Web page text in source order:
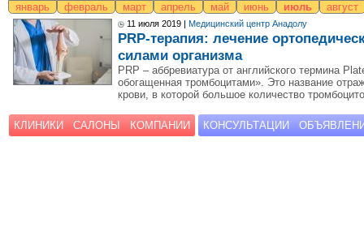
январь февраль март апрель май июнь июль август
11 июля 2019 | Медицинский центр Анадолу
PRP-терапия: лечение
силами организма
PRP – аббревиатура от английского термина
обогащенная тромбоцитами». Это название
крови, в которой большое количество
КЛИНИКИ САЛОНЫ КОМПАНИИ КОНСУЛЬТАЦИИ